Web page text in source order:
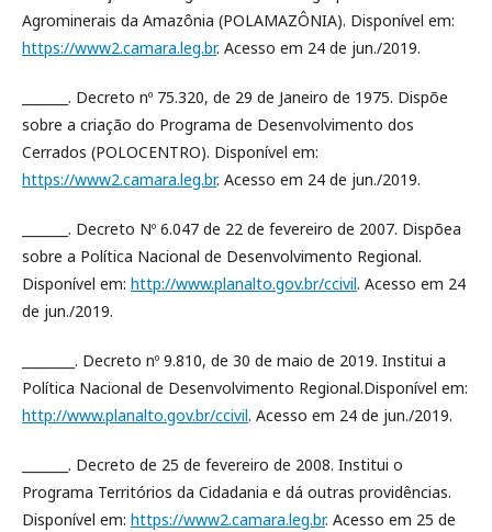
Agrominerais da Amazônia (POLAMAZÔNIA). Disponível em:
https://www2.camara.leg.br. Acesso em 24 de jun./2019.
_______. Decreto nº 75.320, de 29 de Janeiro de 1975. Dispõe
sobre a criação do Programa de Desenvolvimento dos
Cerrados (POLOCENTRO). Disponível em:
https://www2.camara.leg.br. Acesso em 24 de jun./2019.
_______. Decreto Nº 6.047 de 22 de fevereiro de 2007. Dispõea
sobre a Política Nacional de Desenvolvimento Regional.
Disponível em: http://www.planalto.gov.br/ccivil. Acesso em 24
de jun./2019.
________. Decreto nº 9.810, de 30 de maio de 2019. Institui a
Política Nacional de Desenvolvimento Regional.Disponível em:
http://www.planalto.gov.br/ccivil. Acesso em 24 de jun./2019.
_______. Decreto de 25 de fevereiro de 2008. Institui o
Programa Territórios da Cidadania e dá outras providências.
Disponível em: https://www2.camara.leg.br. Acesso em 25 de